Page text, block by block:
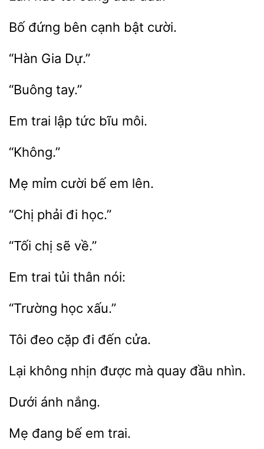
Bố bên bật
Em tức môi.
“Không.”
bế em lên.
đi
“Tối
trai thân
Tôi cặp đến
nhịn được quay đầu nhìn.
đang trai.